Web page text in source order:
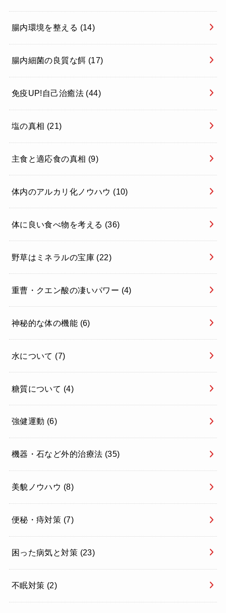
腸内環境を整える (14)
腸内細菌の良質な餌 (17)
免疫UP!自己治癒法 (44)
塩の真相 (21)
主食と適応食の真相 (9)
体内のアルカリ化ノウハウ (10)
体に良い食べ物を考える (36)
野草はミネラルの宝庫 (22)
重曹・クエン酸の凄いパワー (4)
神秘的な体の機能 (6)
水について (7)
糖質について (4)
強健運動 (6)
機器・石など外的治療法 (35)
美貌ノウハウ (8)
便秘・痔対策 (7)
困った病気と対策 (23)
不眠対策 (2)